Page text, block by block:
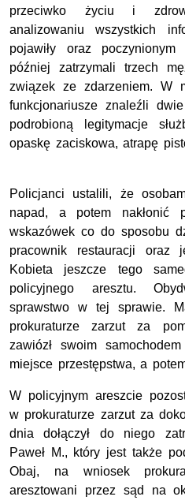
przeciwko życiu i
analizowaniu wszystkich
pojawiły oraz
później zatrzymali trzech
związek ze zdarzeniem. W
funkcjonariusze znaleźli
podrobioną legitymacje
opaskę zaciskowa, atrapę
Policjanci ustalili, że
napad, a potem nakłonić
wskazówek co do sposobu
pracownik restauracji oraz
Kobieta jeszcze tego
policyjnego aresztu.
sprawstwo w tej sprawie.
prokuraturze zarzut za
zawiózł swoim
miejsce przestępstwa, a
W policyjnym areszcie
w prokuraturze zarzut za
dnia dołączył do niego
Paweł M., który jest także
Obaj, na wniosek
aresztowani przez sąd na